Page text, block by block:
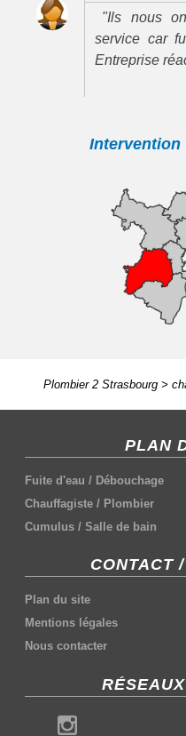
"Ils nous
service car
Entreprise
Intervention
Plombier 2 Strasbourg>
PLAN
Fuite d'eau / Débouchage
Chauffagiste / Plombier
Cumulus /Salle de bain
CONTACT
Plan du site
Mentions légales
Nous contacter